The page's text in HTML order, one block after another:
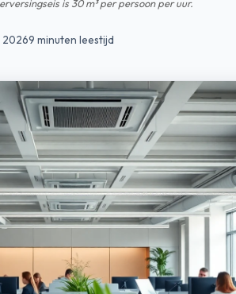
is 30 m³ per persoon per uur.
20269 minuten leestijd